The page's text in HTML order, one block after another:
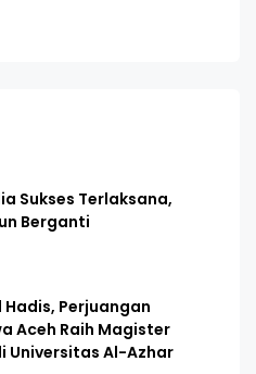
Sukses Terlaksana,
Berganti
Hadis, Perjuangan
Aceh Raih Magister
Universitas Al-Azhar